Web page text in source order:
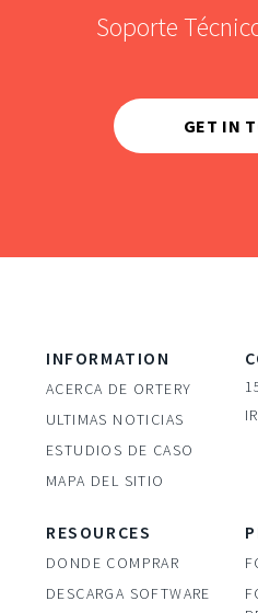
Soporte
GET IN
INFORMATION
ACERCA DE ORTERY
ULTIMAS NOTICIAS
ESTUDIOS DE CASO
MAPA DEL SITIO
RESOURCES
DONDE COMPRAR
DESCARGA SOFTWARE